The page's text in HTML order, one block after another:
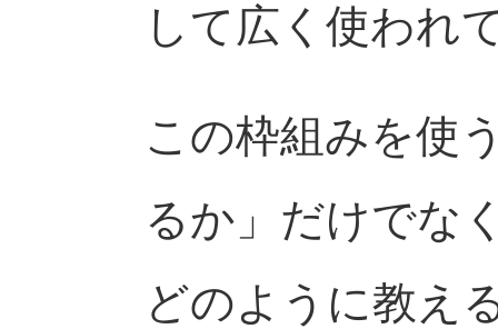
して広く使われ
この枠組みを使
るか」だけでな
どのように教え